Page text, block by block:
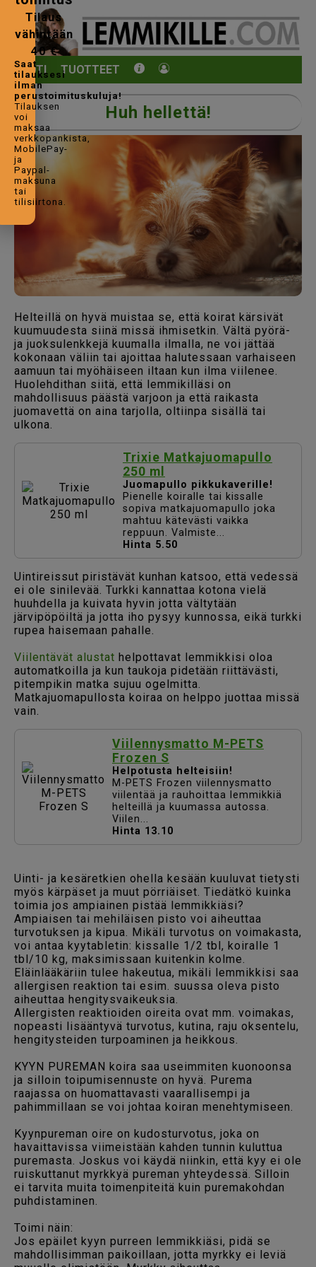
KOTI TUOTTEET
Tilaus
vähintään
40 €
Saat
tilauksesi
ilman
perustoimituskuluja!
Tilauksen
voi
maksaa
verkkopankista,
MobilePay-
ja
Paypal-
maksuna
tai
tilisiirtona.
Huh hellettä!
Helteillä on hyvä muistaa se, että koirat kärsivät
kuumuudesta siinä missä ihmisetkin. Vältä pyörä-
ja juoksulenkkejä kuumalla ilmalla, ne voi jättää
kokonaan väliin tai ajoittaa halutessaan varhaiseen
aamuun tai myöhäiseen iltaan kun ilma viilenee.
Huolehdithan siitä, että lemmikilläsi on
mahdollisuus päästä varjoon ja että raikasta
juomavettä on aina tarjolla, oltiinpa sisällä tai
ulkona.
Trixie Matkajuomapullo
250 ml
Juomapullo pikkukaverille!
Pienelle koiralle tai kissalle
sopiva matkajuomapullo joka
mahtuu kätevästi vaikka
reppuun. Valmiste...
Hinta 5.50
Uintireissut piristävät kunhan katsoo, että vedessä
ei ole sinilevää. Turkki kannattaa kotona vielä
huuhdella ja kuivata hyvin jotta vältytään
järvipöpöiltä ja jotta iho pysyy kunnossa, eikä turkki
rupea haisemaan pahalle.
Viilentävät alustat helpottavat lemmikkisi oloa
automatkoilla ja kun taukoja pidetään riittävästi,
pitempikin matka sujuu ogelmitta.
Matkajuomapullosta koiraa on helppo juottaa missä
vain.
Viilennysmatto M-PETS
Frozen S
Helpotusta helteisiin!
M-PETS Frozen viilennysmatto
viilentää ja rauhoittaa lemmikkiä
helteillä ja kuumassa autossa.
Viilen...
Hinta 13.10
Uinti- ja kesäretkien ohella kesään kuuluvat tietysti
myös kärpäset ja muut pörriäiset. Tiedätkö kuinka
toimia jos ampiainen pistää lemmikkiäsi?
Ampiaisen tai mehiläisen pisto voi aiheuttaa
turvotuksen ja kipua. Mikäli turvotus on voimakasta,
voi antaa kyytabletin: kissalle 1/2 tbl, koiralle 1
tbl/10 kg, maksimissaan kuitenkin kolme.
Eläinlääkäriin tulee hakeutua, mikäli lemmikkisi saa
allergisen reaktion tai esim. suussa oleva pisto
aiheuttaa hengitysvaikeuksia.
Allergisten reaktioiden oireita ovat mm. voimakas,
nopeasti lisääntyvä turvotus, kutina, raju oksentelu,
hengitysteiden turpoaminen ja heikkous.
KYYN PUREMAN koira saa useimmiten kuonoonsa
ja silloin toipumisennuste on hyvä. Purema
raajassa on huomattavasti vaarallisempi ja
pahimmillaan se voi johtaa koiran menehtymiseen.
Kyynpureman oire on kudosturvotus, joka on
havaittavissa viimeistään kahden tunnin kuluttua
puremasta. Joskus voi käydä niinkin, että kyy ei ole
ruiskuttanut myrkkyä pureman yhteydessä. Silloin
ei tarvita muita toimenpiteitä kuin puremakohdan
puhdistaminen.
Toimi näin:
Jos epäilet kyyn purreen lemmikkiäsi, pidä se
mahdollisimman paikoillaan, jotta myrkky ei leviä